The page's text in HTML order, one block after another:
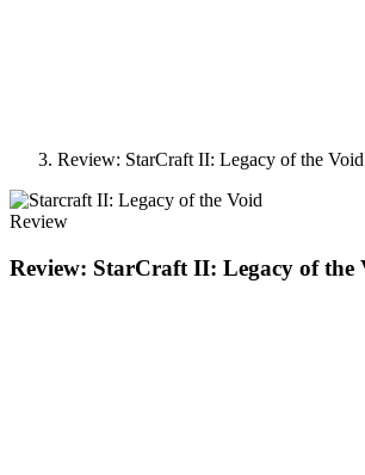
Review: StarCraft II: Legacy of the Void
Review
Review: StarCraft II: Legacy of the